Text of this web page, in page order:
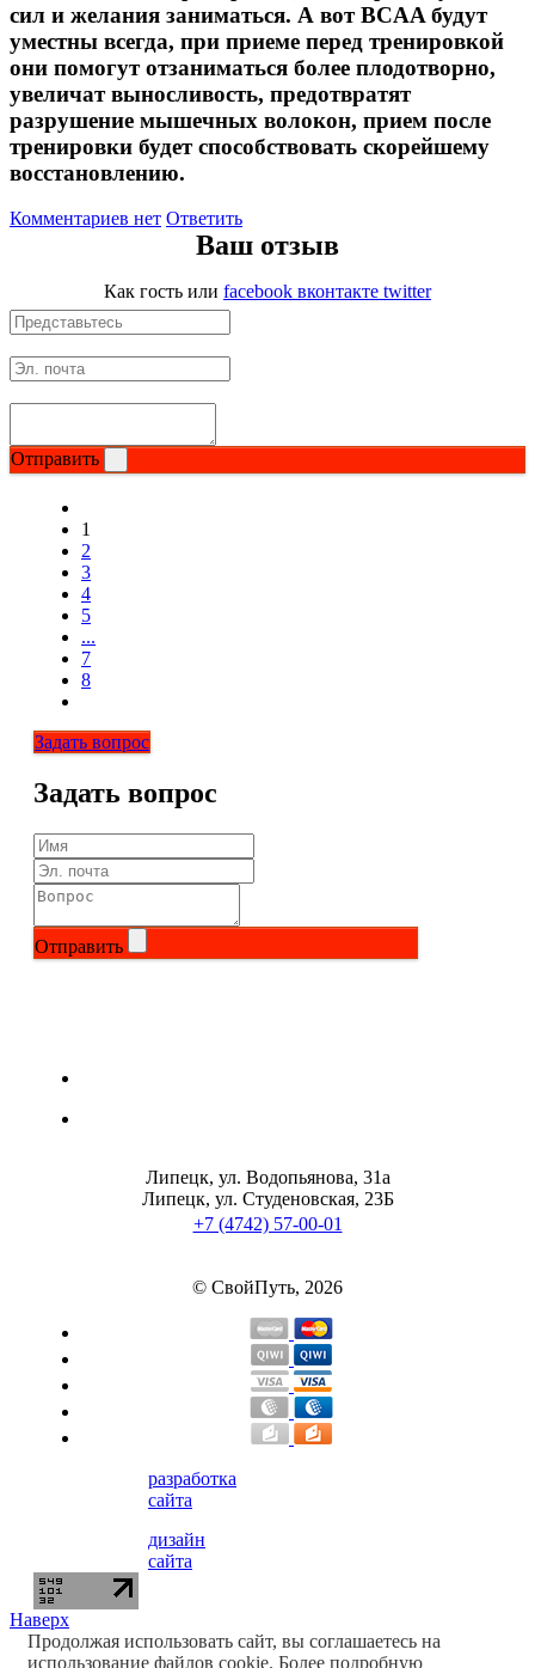
сил и желания заниматься. А вот BCAA будут
уместны всегда, при приеме перед тренировкой
они помогут отзаниматься более плодотворно,
увеличат выносливость, предотвратят
разрушение мышечных волокон, прием после
тренировки будет способствовать скорейшему
восстановлению.
Комментариев нет Ответить
Ваш отзыв
Как гость или facebook вконтакте twitter
Отправить
1
2
3
4
5
...
7
8
Задать вопрос
Задать вопрос
Отправить
Липецк, ул. Водопьянова, 31а
Липецк, ул. Студеновская, 23Б
+7 (4742) 57-00-01
© СвойПуть, 2026
разработка
сайта
дизайн
сайта
Наверх
Продолжая использовать сайт, вы соглашаетесь на
использование файлов cookie. Более подробную